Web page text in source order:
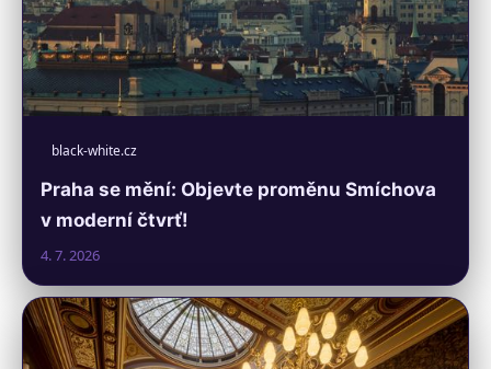
black-white.cz
Praha se mění: Objevte proměnu Smíchova
v moderní čtvrť!
4. 7. 2026